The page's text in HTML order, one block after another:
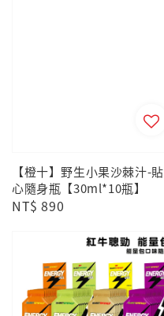
【橙十】野生小果沙棘汁-貼
心隨身瓶【30ml*10瓶】
Regular
NT$ 890